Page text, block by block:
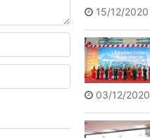
15/12/2020
03/12/2020